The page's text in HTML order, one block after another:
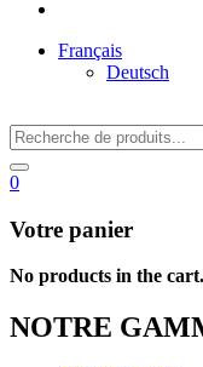
Français
Deutsch
0
Votre panier
No products in the
NOTRE